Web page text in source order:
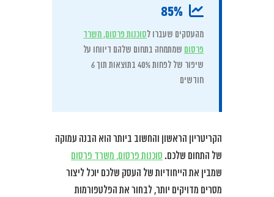
85%
מהעסקים שעברו לסוכנות פרסום, משרד
פרסום שמתמחה בתחום שלהם דיווחו על
שיפור של לפחות 40% בתוצאות תוך 6
חודשים
הקריטריון הראשון והחשוב ביותר הוא הבנה עמוקה
של התחום שלכם. סוכנות פרסום, משרד פרסום
שמבין את הייחודיות של העסק שלכם יוכל ליצור
מסרים מדויקים יותר, לבחור את הפלטפורמות